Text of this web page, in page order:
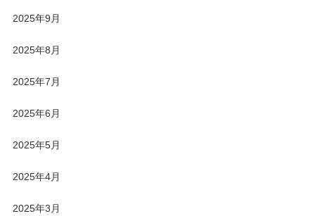
2025年9月
2025年8月
2025年7月
2025年6月
2025年5月
2025年4月
2025年3月